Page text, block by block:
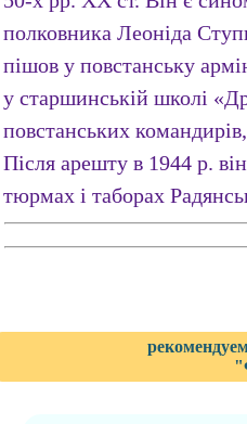
полковника Леоніда
пішов у повстанську
у старшинській школі
повстанських
Після арешту в 1944 p.
тюрмах і таборах